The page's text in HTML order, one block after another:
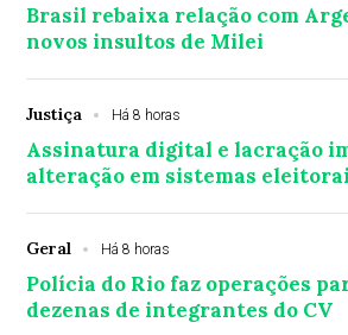
Brasil rebaixa relação com
novos insultos de Milei
Justiça Há 8 horas
Assinatura digital e lacração
alteração em sistemas
Geral Há 8 horas
Polícia do Rio faz operações
dezenas de integrantes do CV